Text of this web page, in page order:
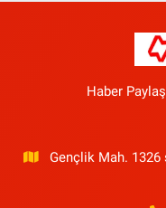
Haber
Gençlik Mah.